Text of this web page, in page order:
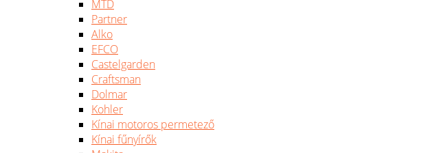
MTD
Partner
Alko
EFCO
Castelgarden
Craftsman
Dolmar
Kohler
Kínai motoros permetező
Kínai fűnyírők